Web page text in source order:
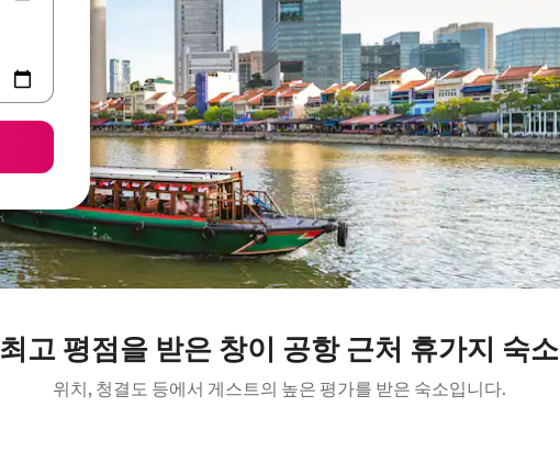
최고 평점을 받은 창이 공항 근처 휴가지 숙소
위치, 청결도 등에서 게스트의 높은 평가를 받은 숙소입니다.